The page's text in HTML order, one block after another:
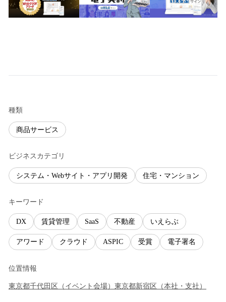
種類
商品サービス
ビジネスカテゴリ
システム・Webサイト・アプリ開発 住宅・マンション
キーワード
DX 賃貸管理 SaaS 不動産 いえらぶ
アワード クラウド ASPIC 受賞 電子署名
位置情報
東京都千代田区 （ イベント会場） 東京都新宿区 （本社・支社 ）